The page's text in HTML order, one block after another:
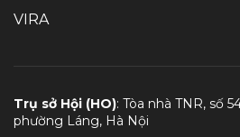
VIRA
Trụ sở Hội (HO): Tòa nhà TNR, số
phường Láng, Hà Nội